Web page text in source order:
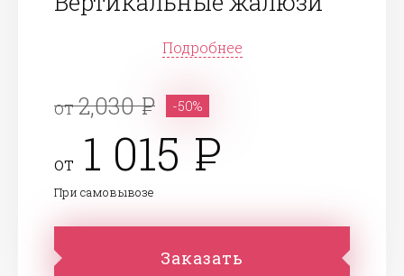
Подробнее
от2,030 -50%
от 1 015
При самовывозе
Заказать